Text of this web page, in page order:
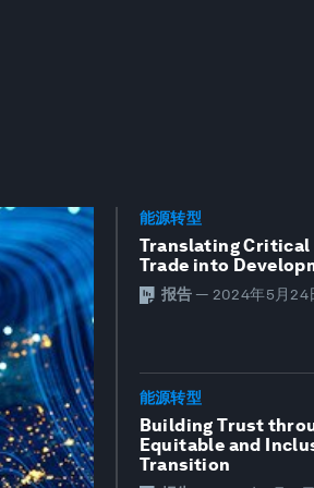
能源转型
Translating Critical
Trade into
报告 — 2024年5月24
能源转型
Building Trust
Equitable and
Transition